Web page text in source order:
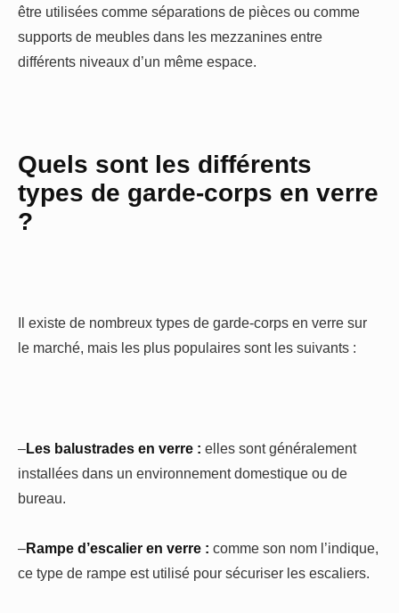
être utilisées comme séparations de pièces ou comme
supports de meubles dans les mezzanines entre
différents niveaux d’un même espace.
Quels sont les différents
types de garde-corps en verre
?
Il existe de nombreux types de garde-corps en verre sur
le marché, mais les plus populaires sont les suivants :
–Les balustrades en verre : elles sont généralement
installées dans un environnement domestique ou de
bureau.
–Rampe d’escalier en verre : comme son nom l’indique,
ce type de rampe est utilisé pour sécuriser les escaliers.